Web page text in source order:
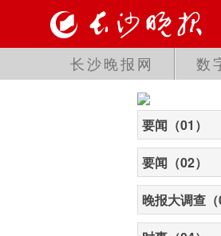
长沙晚报网 数
要闻（01）
要闻（02）
晚报大调查（